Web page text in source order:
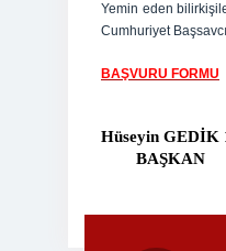
Yemin eden
Cumhuriyet
BAŞVURU FORMU
Hüseyin GEDİK
BAŞ